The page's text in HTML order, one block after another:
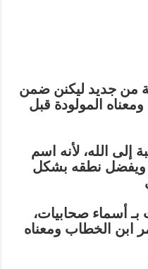
من جديد ليكنن ضمن
المولودة قبل
إلى الله، لأنه اسم
ويفضل نطقه بشكل
بـ أسماء صحابيات،
ابن الخطاب ومعناه